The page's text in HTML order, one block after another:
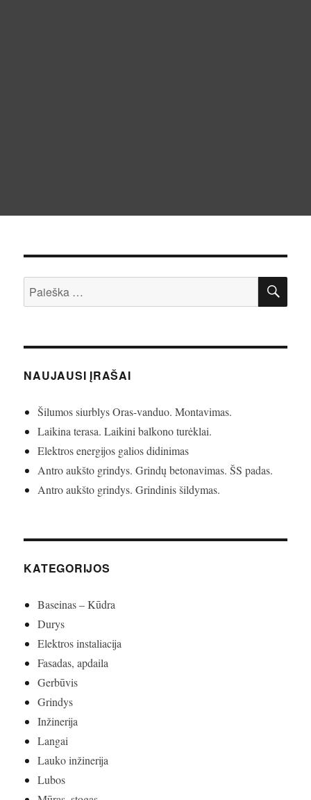
Ieškoti:
NAUJAUSI ĮRAŠAI
Šilumos siurblys Oras-vanduo. Montavimas.
Laikina terasa. Laikini balkono turėklai.
Elektros energijos galios didinimas
Antro aukšto grindys. Grindų betonavimas. ŠS padas.
Antro aukšto grindys. Grindinis šildymas.
KATEGORIJOS
Baseinas – Kūdra
Durys
Elektros instaliacija
Fasadas, apdaila
Gerbūvis
Grindys
Inžinerija
Langai
Lauko inžinerija
Lubos